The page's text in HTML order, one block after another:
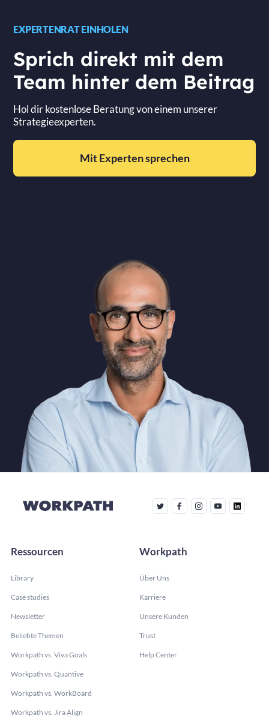
EXPERTENRAT EINHOLEN
Sprich direkt mit dem
Team hinter dem Beitrag
Hol dir kostenlose Beratung von einem unserer
Strategieexperten.
Mit Experten sprechen
Ressourcen
Library
Case studies
Newsletter
Beliebte Themen
Workpath vs. Viva Goals
Workpath vs. Quantive
Workpath vs. WorkBoard
Workpath vs. Jira Align
Workpath
Über Uns
Karriere
Unsere Kunden
Trust
Help Center